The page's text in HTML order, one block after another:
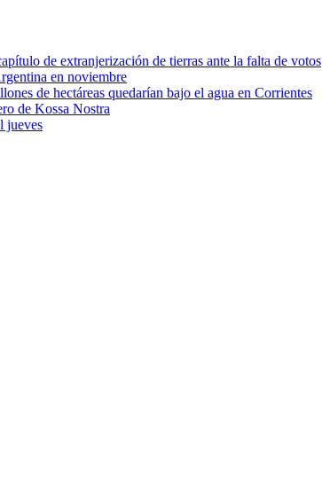
de extranjerización de tierras ante la falta de votos
en noviembre
de hectáreas quedarían bajo el agua en Corrientes
de Kossa Nostra
jueves